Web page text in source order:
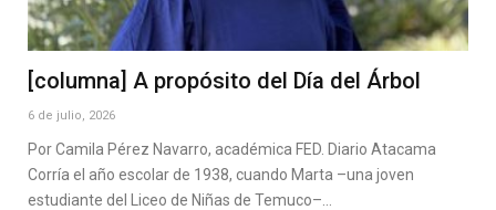
[columna] A propósito del Día del Árbol
6 de julio, 2026
Por Camila Pérez Navarro, académica FED. Diario Atacama
Corría el año escolar de 1938, cuando Marta –una joven
estudiante del Liceo de Niñas de Temuco–…